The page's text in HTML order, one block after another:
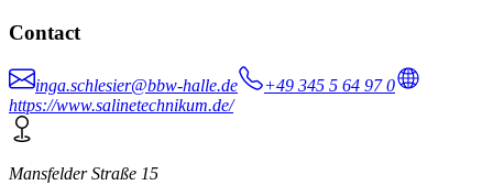
Contact
inga.schlesier@bbw-halle.de
+49 345 5 64 97 0
https://www.salinetechnikum.de/
Mansfelder Straße 15